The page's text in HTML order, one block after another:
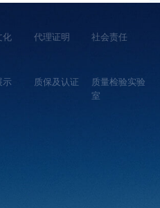
化 代理证明
社会责任
示 质保及认证
质量检验实验
室